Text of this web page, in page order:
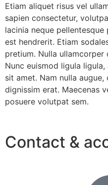
Etiam aliquet risus vel
sapien consectetur,
lacinia neque
est hendrerit. Etiam
pretium. Nulla ullamcorper
Nunc euismod ligula
sit amet. Nam nulla
dignissim erat. Maecenas
posuere volutpat sem.
Contact &